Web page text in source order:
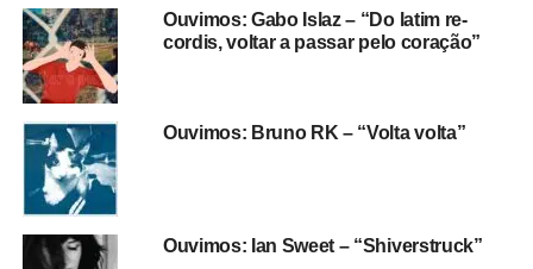
como se tivesse saído do quarto de April, desde a
gravação tosca e estudada, até o desenho da capa. A
personagem das letras, por sua vez, luta para perder os
traços da adolescência. E duela com o desejo de levar
uma vida normal, e com a certeza de que tem algo ali
meio fora dos padrões, como acontece na faixa-título e
emPretty like a rockstar,
adolescente dos anos 1980
Num universo de sete faixas, o destaque vai para o
Ouvimos: Gabo Islaz – “Do latim re-
cordis, voltar a passar pelo coração”
Ouvimos: Bruno RK – “Volta volta”
Ouvimos: Ian Sweet – “Shiverstruck”